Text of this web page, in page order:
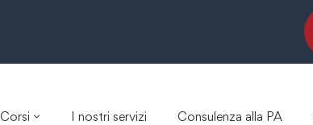
Corsi I nostri servizi Consulenza alla PA